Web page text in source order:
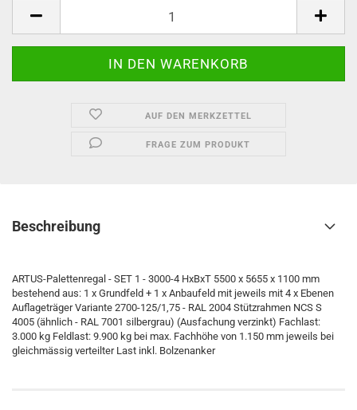
AUF DEN MERKZETTEL
FRAGE ZUM PRODUKT
Beschreibung
ARTUS-Palettenregal - SET 1 - 3000-4 HxBxT 5500 x 5655 x 1100 mm
bestehend aus: 1 x Grundfeld + 1 x Anbaufeld mit jeweils mit 4 x Ebenen
Auflageträger Variante 2700-125/1,75 - RAL 2004 Stützrahmen NCS S
4005 (ähnlich - RAL 7001 silbergrau) (Ausfachung verzinkt) Fachlast:
3.000 kg Feldlast: 9.900 kg bei max. Fachhöhe von 1.150 mm jeweils bei
gleichmässig verteilter Last inkl. Bolzenanker